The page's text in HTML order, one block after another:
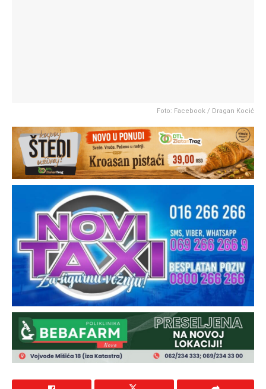
Foto: Facebook / Dragan Kocić